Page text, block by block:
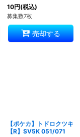
10円(税込)
募集数7枚
売却する
【ポケカ】トドロクツキ
【R】SV5K 051/071